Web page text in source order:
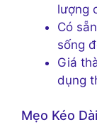
lượng
Có
sống
Giá
dụng
Mẹo Kéo